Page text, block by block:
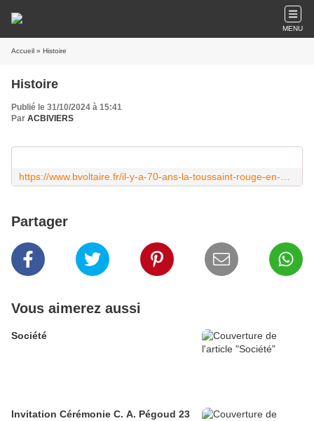
MENU
Accueil » Histoire
Histoire
Publié le 31/10/2024 à 15:41
Par ACBIVIERS
Partager
Vous aimerez aussi
Société
Invitation Cérémonie C. A. Pégoud 23